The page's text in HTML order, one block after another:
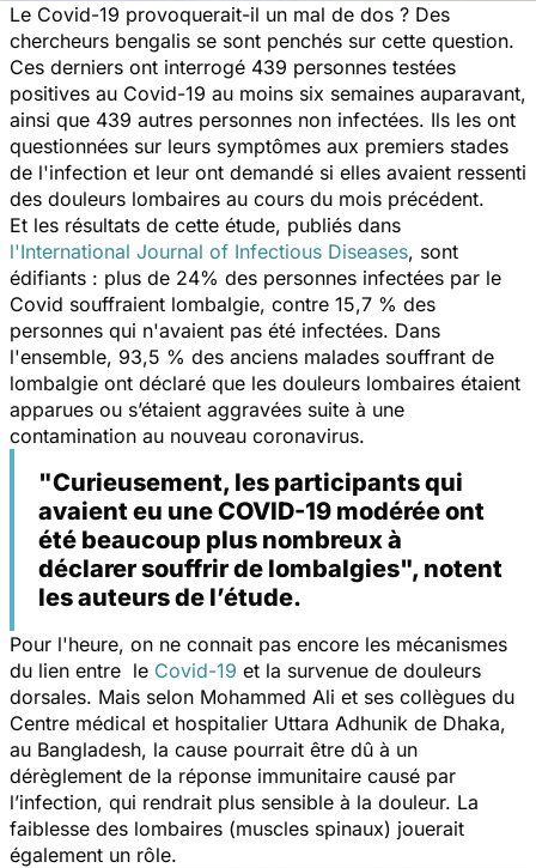
Le Covid-19 provoquerait-il un mal de dos ? Des
chercheurs bengalis se sont penchés sur cette question.
Ces derniers ont interrogé 439 personnes testées
positives au Covid-19 au moins six semaines auparavant,
ainsi que 439 autres personnes non infectées. Ils les ont
questionnées sur leurs symptômes aux premiers stades
de l'infection et leur ont demandé si elles avaient ressenti
des douleurs lombaires au cours du mois précédent.
Et les résultats de cette étude, publiés dans
l'International Journal of Infectious Diseases, sont
édifiants : plus de 24% des personnes infectées par le
Covid souffraient lombalgie, contre 15,7 % des
personnes qui n'avaient pas été infectées. Dans
l'ensemble, 93,5 % des anciens malades souffrant de
lombalgie ont déclaré que les douleurs lombaires étaient
apparues ou s’étaient aggravées suite à une
contamination au nouveau coronavirus.
"Curieusement, les participants qui
avaient eu une COVID-19 modérée ont
été beaucoup plus nombreux à
déclarer souffrir de lombalgies", notent
les auteurs de l’étude.
Pour l'heure, on ne connait pas encore les mécanismes
du lien entre le Covid-19 et la survenue de douleurs
dorsales. Mais selon Mohammed Ali et ses collègues du
Centre médical et hospitalier Uttara Adhunik de Dhaka,
au Bangladesh, la cause pourrait être dû à un
dérèglement de la réponse immunitaire causé par
l’infection, qui rendrait plus sensible à la douleur. La
faiblesse des lombaires (muscles spinaux) jouerait
également un rôle.